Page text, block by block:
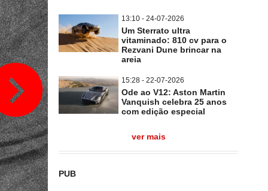
13:10 - 24-07-2026
Um Sterrato ultra
vitaminado: 810 cv para o
Rezvani Dune brincar na
areia
15:28 - 22-07-2026
Ode ao V12: Aston Martin
Vanquish celebra 25 anos
com edição especial
ver mais
PUB